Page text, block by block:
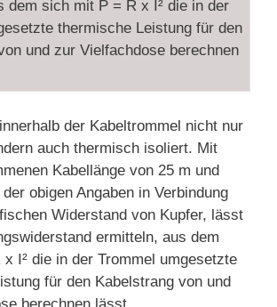
dem sich mit P = R x I² die in der
thermische Leistung für den
und zur Vielfachdose berechnen
der Kabeltrommel nicht nur
auch thermisch isoliert. Mit
Kabellänge von 25 m und
obigen Angaben in Verbindung
Widerstand von Kupfer, lässt
ermitteln, aus dem
I² die in der Trommel umgesetzte
für den Kabelstrang von und
berechnen lässt.